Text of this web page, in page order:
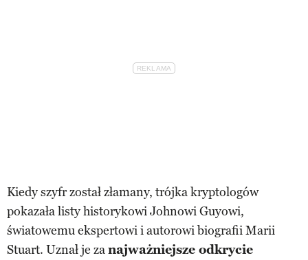
Kiedy szyfr został złamany, trójka kryptologów
pokazała listy historykowi Johnowi Guyowi,
światowemu ekspertowi i autorowi biografii Marii
Stuart. Uznał je zanajważniejsze odkrycie